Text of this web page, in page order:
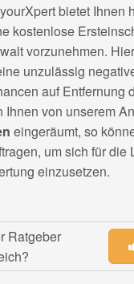
bietet Ihnen
kostenlose
vorzunehmen.
unzulässig
auf Entfernung
Ihnen von unserem
eingeräumt, so
um sich für die
einzusetzen.
Ratgeber